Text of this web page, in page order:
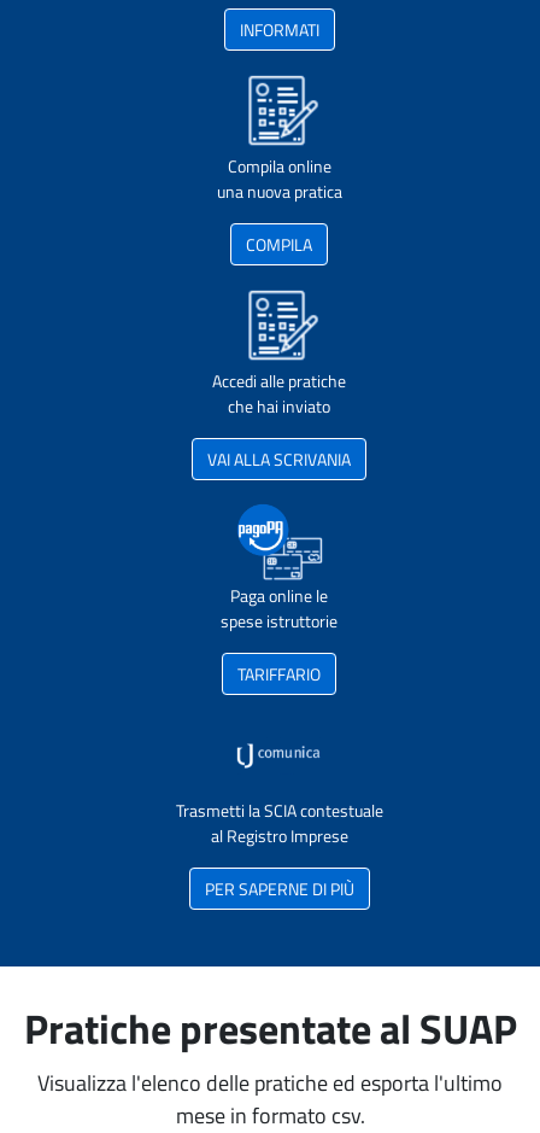
INFORMATI
Compila online
una nuova pratica
COMPILA
Accedi alle pratiche
che hai inviato
VAI ALLA SCRIVANIA
Paga online le
spese istruttorie
TARIFFARIO
Trasmetti la SCIA contestuale
al Registro Imprese
PER SAPERNE DI PIÙ
Pratiche presentate al SUAP
Visualizza l'elenco delle pratiche ed esporta l'ultimo
mese in formato csv.